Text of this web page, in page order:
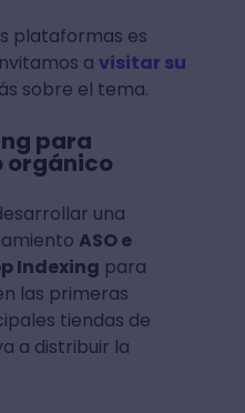
plataformas es
a visitar su
sobre el tema.
para
orgánico
una
ASO e
Indexing para
las primeras
tiendas de
a distribuir la